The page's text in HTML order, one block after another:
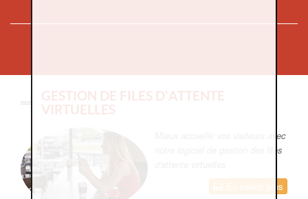
GESTION DE FILES D'ATTENTE
VIRTUELLES
Mieux accueillir vos visiteurs avec
notre logiciel de gestion des files
En savoir plus